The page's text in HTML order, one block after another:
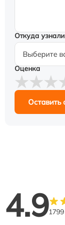
Откуда
Оценка
Оставить
4.9